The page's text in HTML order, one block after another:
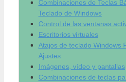
Combinaciones de Teclas
Teclado de Windows
Control de las ventanas
Escritorios virtuales
Atajos de teclado Windows
Ajustes
Imágenes, vídeo y pantallas
Combinaciones de teclas